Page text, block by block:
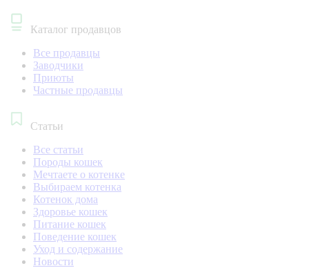
Каталог продавцов
Все продавцы
Заводчики
Приюты
Частные продавцы
Статьи
Все статьи
Породы кошек
Мечтаете о котенке
Выбираем котенка
Котенок дома
Здоровье кошек
Питание кошек
Поведение кошек
Уход и содержание
Новости